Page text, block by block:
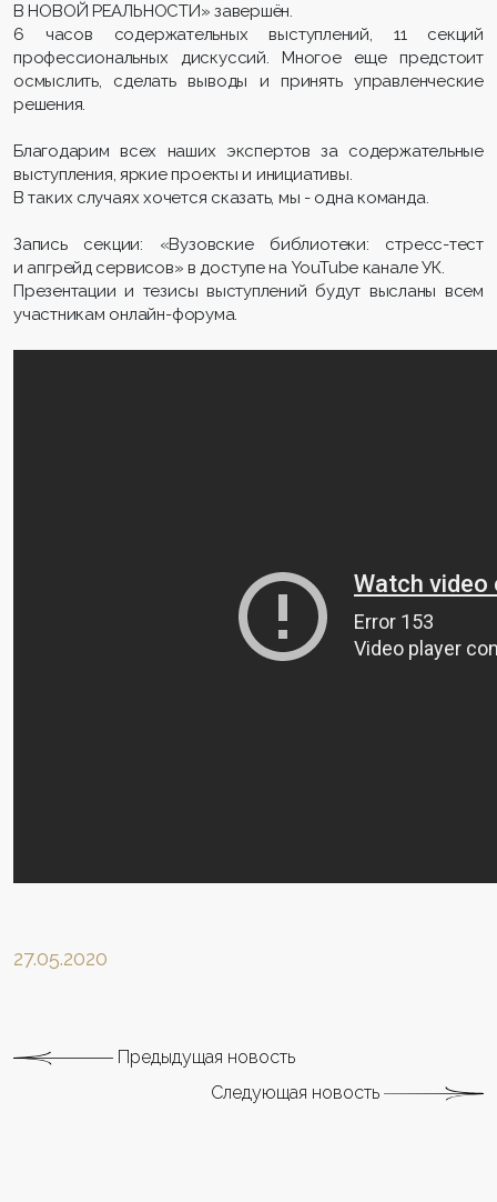
В НОВОЙ РЕАЛЬНОСТИ» завершён.
6 часов содержательных выступлений, 11 секций
профессиональных дискуссий. Многое еще предстоит
осмыслить, сделать выводы и принять управленческие
решения.
Благодарим всех наших экспертов за содержательные
выступления, яркие проекты и инициативы.
В таких случаях хочется сказать, мы - одна команда.
Запись секции: «Вузовские библиотеки: стресс-тест
и апгрейд сервисов» в доступе на YouTube канале УК.
Презентации и тезисы выступлений будут высланы всем
участникам онлайн-форума.
27.05.2020
Предыдущая новость
Следующая новость